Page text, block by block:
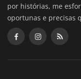
por histórias, me
oportunas e precisas